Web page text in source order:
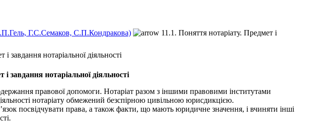
Г.С.Семаков, С.П.Кондракова)
11.1. Поняття нотаріату. Предмет і
завдання нотаріальної діяльності
завдання нотаріальної діяльності
правової допомоги. Нотаріат разом з іншими правовими інститутами
нотаріату обмежений безспірною цивільною юрисдикцією.
посвідчувати права, а також факти, що мають юридичне значення, і вчиняти інші